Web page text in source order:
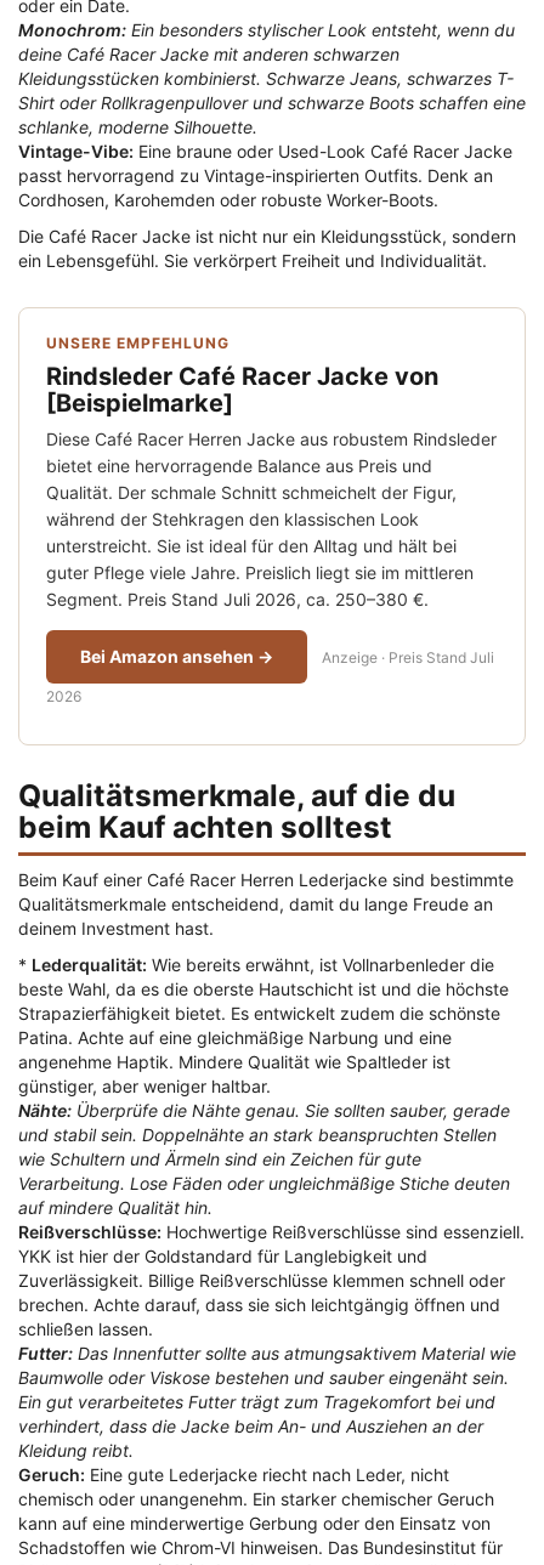
oder ein Date.
Monochrom: Ein besonders stylischer Look entsteht, wenn du
deine Café Racer Jacke mit anderen schwarzen
Kleidungsstücken kombinierst. Schwarze Jeans, schwarzes T-
Shirt oder Rollkragenpullover und schwarze Boots schaffen eine
schlanke, moderne Silhouette.
Vintage-Vibe: Eine braune oder Used-Look Café Racer Jacke
passt hervorragend zu Vintage-inspirierten Outfits. Denk an
Cordhosen, Karohemden oder robuste Worker-Boots.
Die Café Racer Jacke ist nicht nur ein Kleidungsstück, sondern
ein Lebensgefühl. Sie verkörpert Freiheit und Individualität.
UNSERE EMPFEHLUNG
Rindsleder Café Racer Jacke von
[Beispielmarke]
Diese Café Racer Herren Jacke aus robustem Rindsleder
bietet eine hervorragende Balance aus Preis und
Qualität. Der schmale Schnitt schmeichelt der Figur,
während der Stehkragen den klassischen Look
unterstreicht. Sie ist ideal für den Alltag und hält bei
guter Pflege viele Jahre. Preislich liegt sie im mittleren
Segment. Preis Stand Juli 2026, ca. 250–380 €.
Bei Amazon ansehen → Anzeige · Preis Stand Juli
2026
Qualitätsmerkmale, auf die du
beim Kauf achten solltest
Beim Kauf einer Café Racer Herren Lederjacke sind bestimmte
Qualitätsmerkmale entscheidend, damit du lange Freude an
deinem Investment hast.
* Lederqualität: Wie bereits erwähnt, ist Vollnarbenleder die
beste Wahl, da es die oberste Hautschicht ist und die höchste
Strapazierfähigkeit bietet. Es entwickelt zudem die schönste
Patina. Achte auf eine gleichmäßige Narbung und eine
angenehme Haptik. Mindere Qualität wie Spaltleder ist
günstiger, aber weniger haltbar.
Nähte: Überprüfe die Nähte genau. Sie sollten sauber, gerade
und stabil sein. Doppelnähte an stark beanspruchten Stellen
wie Schultern und Ärmeln sind ein Zeichen für gute
Verarbeitung. Lose Fäden oder ungleichmäßige Stiche deuten
auf mindere Qualität hin.
Reißverschlüsse: Hochwertige Reißverschlüsse sind essenziell.
YKK ist hier der Goldstandard für Langlebigkeit und
Zuverlässigkeit. Billige Reißverschlüsse klemmen schnell oder
brechen. Achte darauf, dass sie sich leichtgängig öffnen und
schließen lassen.
Futter: Das Innenfutter sollte aus atmungsaktivem Material wie
Baumwolle oder Viskose bestehen und sauber eingenäht sein.
Ein gut verarbeitetes Futter trägt zum Tragekomfort bei und
verhindert, dass die Jacke beim An- und Ausziehen an der
Kleidung reibt.
Geruch: Eine gute Lederjacke riecht nach Leder, nicht
chemisch oder unangenehm. Ein starker chemischer Geruch
kann auf eine minderwertige Gerbung oder den Einsatz von
Schadstoffen wie Chrom-VI hinweisen. Das Bundesinstitut für